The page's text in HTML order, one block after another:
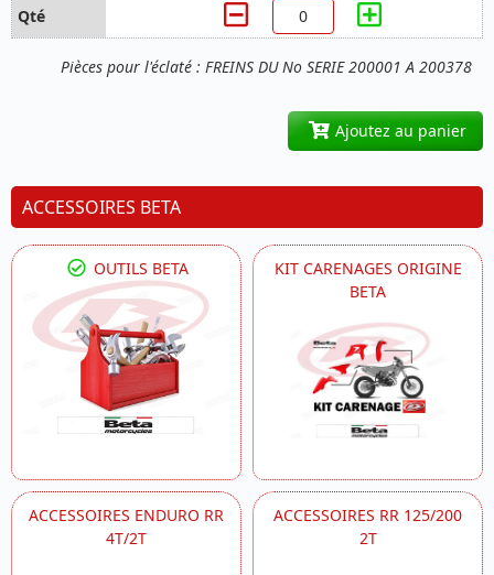
Pièces pour l'éclaté : FREINS DU No SERIE 200001 A 200378
Ajoutez au panier
ACCESSOIRES BETA
OUTILS BETA
KIT CARENAGES ORIGINE
BETA
ACCESSOIRES ENDURO RR
4T/2T
ACCESSOIRES RR 125/200
2T